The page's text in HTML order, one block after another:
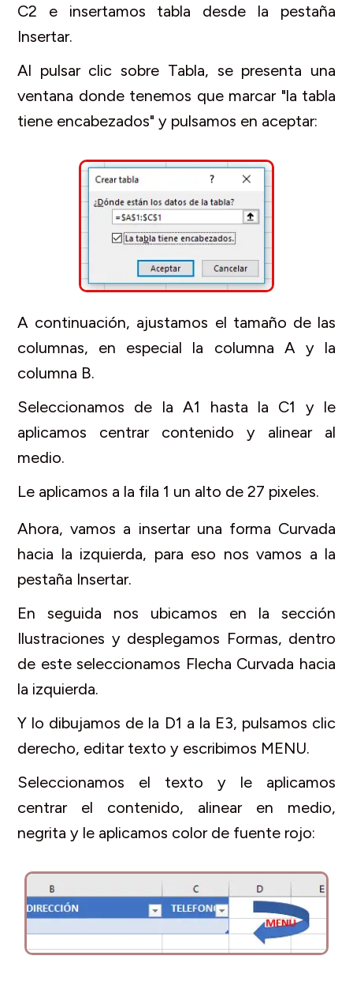
C2 e insertamos tabla desde la pestaña
Insertar.
Al pulsar clic sobre Tabla, se presenta una
ventana donde tenemos que marcar "la tabla
tiene encabezados" y pulsamos en aceptar:
A continuación, ajustamos el tamaño de las
columnas, en especial la columna A y la
columna B.
Seleccionamos de la A1 hasta la C1 y le
aplicamos centrar contenido y alinear al
medio.
Le aplicamos a la fila 1 un alto de 27 pixeles.
Ahora, vamos a insertar una forma Curvada
hacia la izquierda, para eso nos vamos a la
pestaña Insertar.
En seguida nos ubicamos en la sección
Ilustraciones y desplegamos Formas, dentro
de este seleccionamos Flecha Curvada hacia
la izquierda.
Y lo dibujamos de la D1 a la E3, pulsamos clic
derecho, editar texto y escribimos MENU.
Seleccionamos el texto y le aplicamos
centrar el contenido, alinear en medio,
negrita y le aplicamos color de fuente rojo: